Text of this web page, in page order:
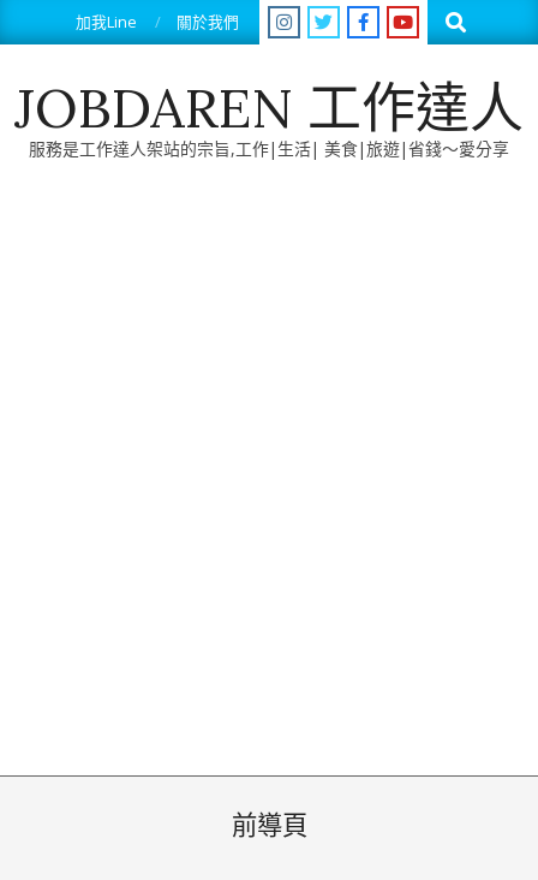
to
加我Line 關於我們 Search
JOBDAREN 工作達人
服務是工作達人架站的宗旨,工作|生活| 美食|旅遊|省錢～愛分享
前導頁